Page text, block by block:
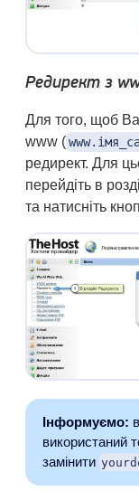
Редирект з
Для того, щоб
www (
редирект. Для
перейдіть в
та натисніть
Інформуємо:
використаний
замінити